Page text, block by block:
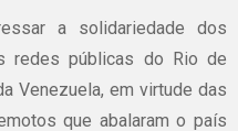
a solidariedade dos
redes públicas do Rio de
Venezuela, em virtude das
que abalaram o país